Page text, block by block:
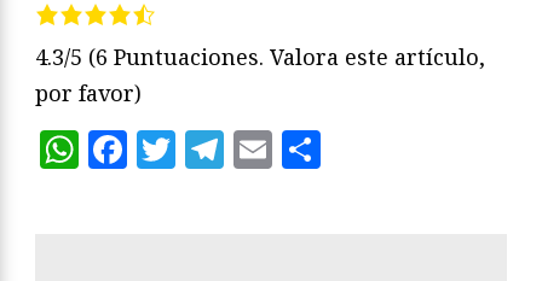
4.3/5 (6 Puntuaciones. Valora este artículo,
por favor)
WhatsApp
Facebook
Twitter
Telegram
Email